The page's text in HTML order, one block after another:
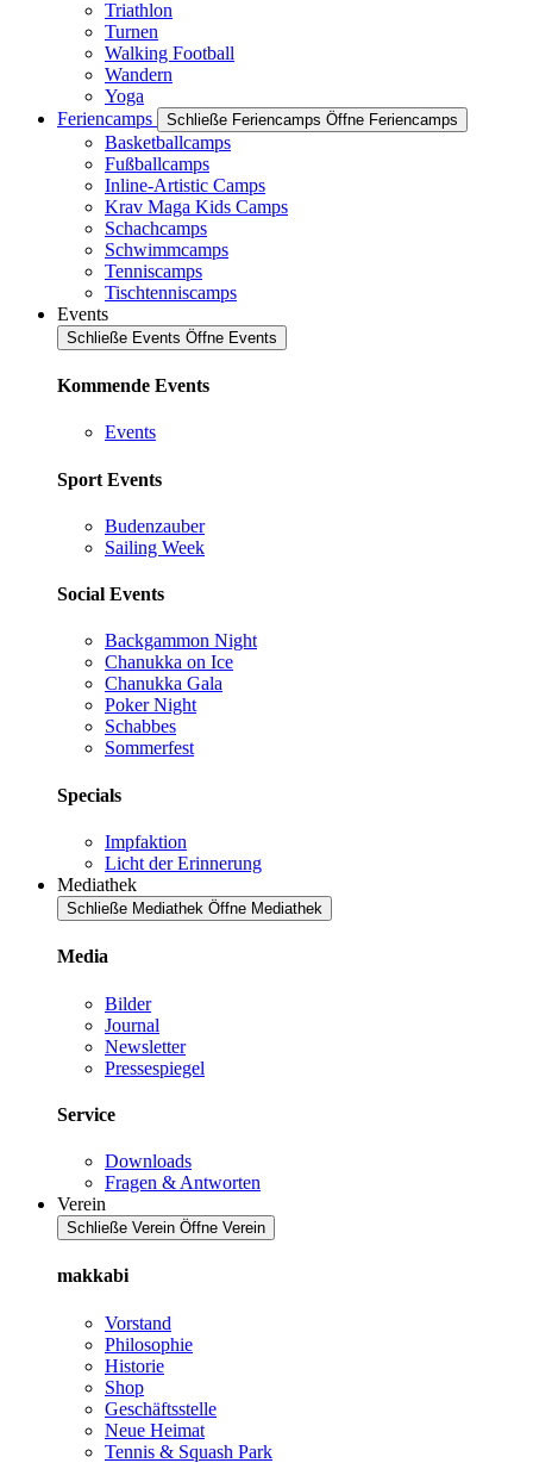
Triathlon
Turnen
Walking Football
Wandern
Yoga
Feriencamps
Schließe Feriencamps Öffne Feriencamps
Basketballcamps
Fußballcamps
Inline-Artistic Camps
Krav Maga Kids Camps
Schachcamps
Schwimmcamps
Tenniscamps
Tischtenniscamps
Events
Schließe Events Öffne Events
Kommende Events
Events
Sport Events
Budenzauber
Sailing Week
Social Events
Backgammon Night
Chanukka on Ice
Chanukka Gala
Poker Night
Schabbes
Sommerfest
Specials
Impfaktion
Licht der Erinnerung
Mediathek
Schließe Mediathek Öffne Mediathek
Media
Bilder
Journal
Newsletter
Pressespiegel
Service
Downloads
Fragen & Antworten
Verein
Schließe Verein Öffne Verein
makkabi
Vorstand
Philosophie
Historie
Shop
Geschäftsstelle
Neue Heimat
Tennis & Squash Park